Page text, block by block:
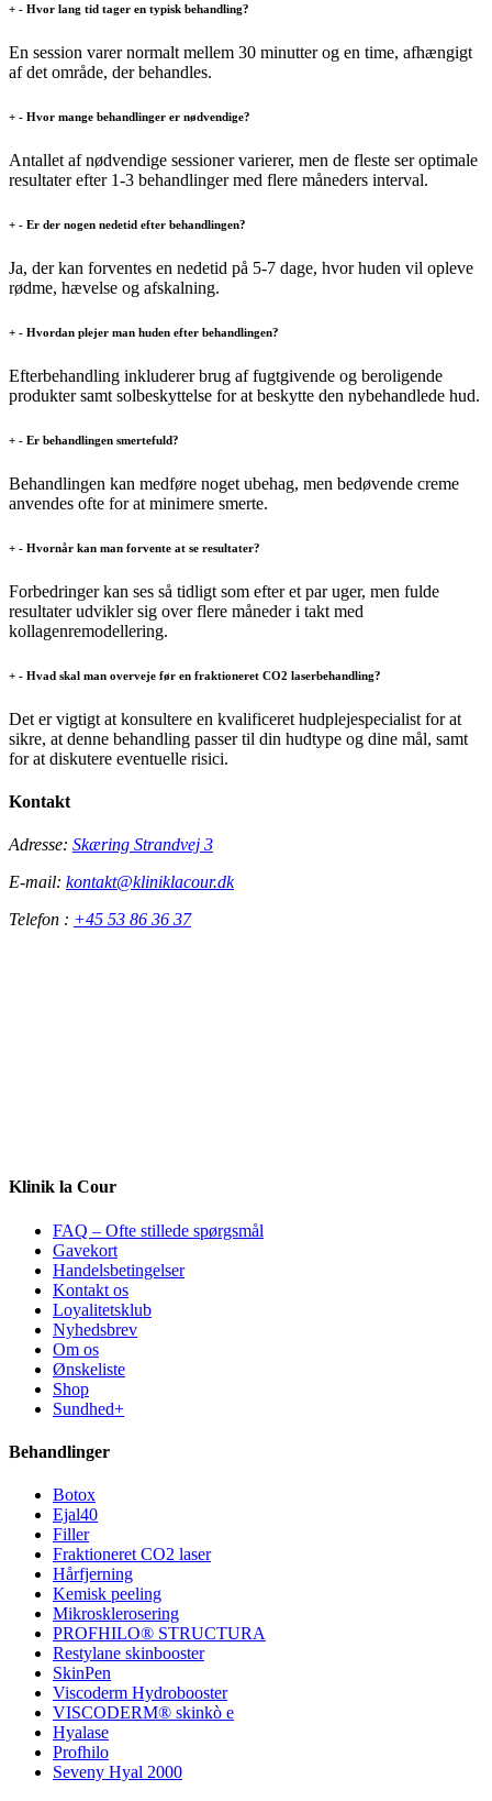
+ - Hvor lang tid tager en typisk behandling?
En session varer normalt mellem 30 minutter og en time, afhængigt
af det område, der behandles.
+ - Hvor mange behandlinger er nødvendige?
Antallet af nødvendige sessioner varierer, men de fleste ser optimale
resultater efter 1-3 behandlinger med flere måneders interval.
+ - Er der nogen nedetid efter behandlingen?
Ja, der kan forventes en nedetid på 5-7 dage, hvor huden vil opleve
rødme, hævelse og afskalning.
+ - Hvordan plejer man huden efter behandlingen?
Efterbehandling inkluderer brug af fugtgivende og beroligende
produkter samt solbeskyttelse for at beskytte den nybehandlede hud.
+ - Er behandlingen smertefuld?
Behandlingen kan medføre noget ubehag, men bedøvende creme
anvendes ofte for at minimere smerte.
+ - Hvornår kan man forvente at se resultater?
Forbedringer kan ses så tidligt som efter et par uger, men fulde
resultater udvikler sig over flere måneder i takt med
kollagenremodellering.
+ - Hvad skal man overveje før en fraktioneret CO2 laserbehandling?
Det er vigtigt at konsultere en kvalificeret hudplejespecialist for at
sikre, at denne behandling passer til din hudtype og dine mål, samt
for at diskutere eventuelle risici.
Kontakt
Adresse: Skæring Strandvej 3
E-mail: kontakt@kliniklacour.dk
Telefon : +45 53 86 36 37
Klinik la Cour
FAQ – Ofte stillede spørgsmål
Gavekort
Handelsbetingelser
Kontakt os
Loyalitetsklub
Nyhedsbrev
Om os
Ønskeliste
Shop
Sundhed+
Behandlinger
Botox
Ejal40
Filler
Fraktioneret CO2 laser
Hårfjerning
Kemisk peeling
Mikrosklerosering
PROFHILO® STRUCTURA
Restylane skinbooster
SkinPen
Viscoderm Hydrobooster
VISCODERM® skinkò e
Hyalase
Profhilo
Seveny Hyal 2000